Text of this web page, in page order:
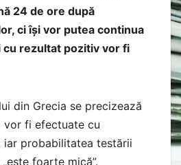
24 de ore după
ci își vor putea continua
cu rezultat pozitiv vor fi
din Grecia se precizează
vor fi efectuate cu
iar probabilitatea testării
foarte mică”.